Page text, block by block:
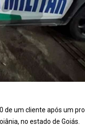
de um cliente após um
no estado de Goiás.